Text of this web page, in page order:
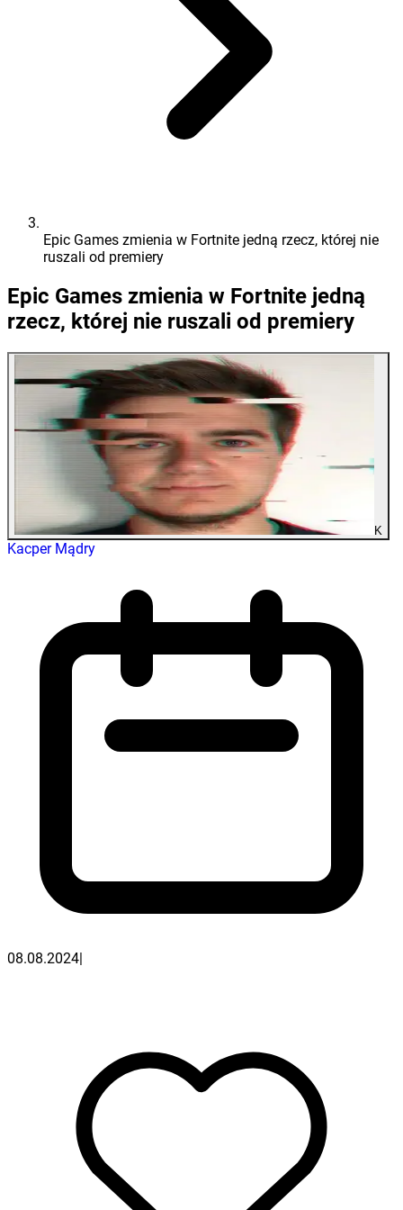
Epic Games zmienia w Fortnite jedną rzecz, której nie
ruszali od premiery
Epic Games zmienia w Fortnite jedną
rzecz, której nie ruszali od premiery
K
Kacper Mądry
08.08.2024|